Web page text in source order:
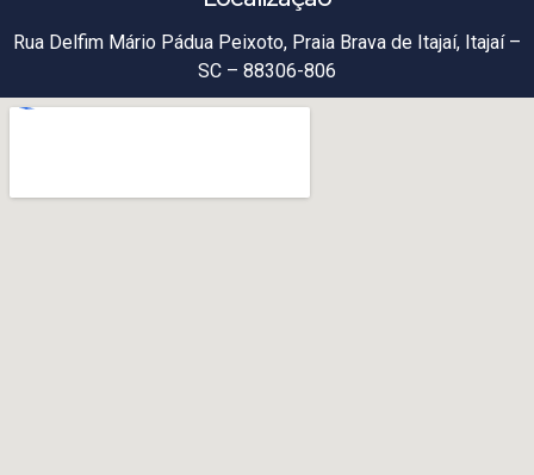
Rua Delfim Mário Pádua Peixoto, Praia Brava de Itajaí, Itajaí –
SC – 88306-806